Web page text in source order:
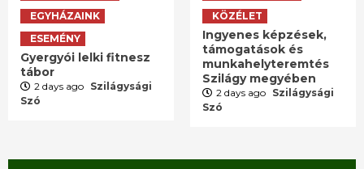
EGYHÁZAINK
ESEMÉNY
Gyergyói lelki fitnesz
tábor
2 days ago Szilágysági
Szó
KÖZÉLET
Ingyenes képzések,
támogatások és
munkahelyteremtés
Szilágy megyében
2 days ago Szilágysági
Szó